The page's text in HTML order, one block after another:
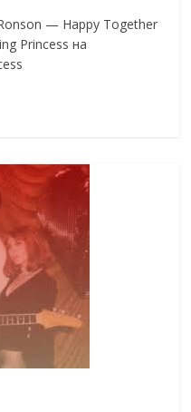
— Happy Together
Princess на